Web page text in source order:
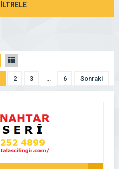
2 3 … 6 Sonraki